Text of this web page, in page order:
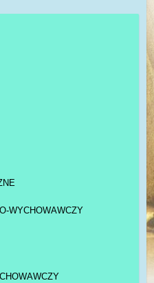
WYCHOWAWCZY